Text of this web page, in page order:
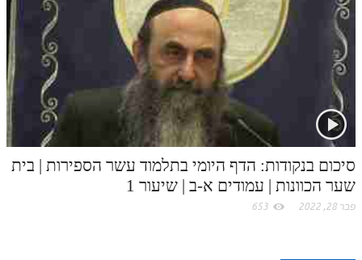
סיכום בנקודות: הדף היומי בתלמוד עשר הספירות | בית
שער הכוונות | עמודים א-ב | שיעור 1
פבר 28, 2022 653